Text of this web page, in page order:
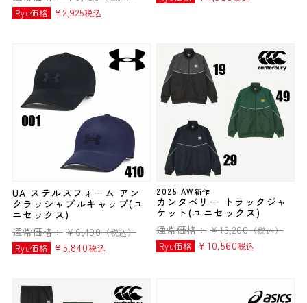
Ryu価格
¥ 2,925税込
UA ステルスフォーム アン
クラッシャブルキャップ(ユ
ニセックス)
通常価格： ¥6,490（税込）
Ryu価格
¥ 5,840税込
2025 AW新作
カンタベリー トラックジャ
ケット(ユニセックス)
通常価格： ¥13,200（税込）
Ryu価格
¥ 10,560税込